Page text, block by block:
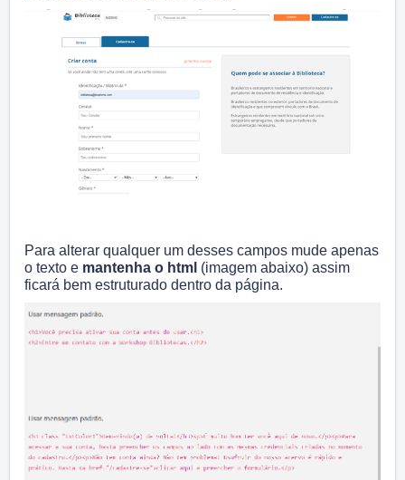
Para alterar qualquer um desses campos mude apenas
o texto e mantenha o html (imagem abaixo) assim
ficará bem estruturado dentro da página.